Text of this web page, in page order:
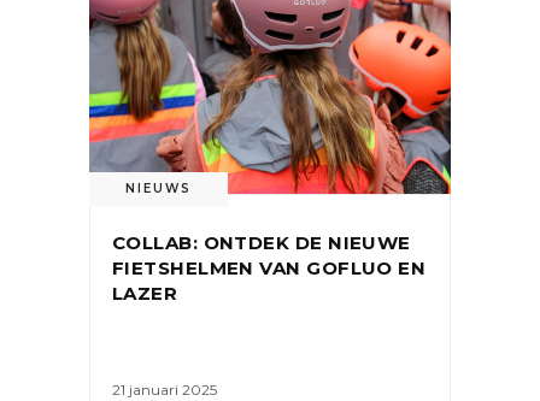
NIEUWS
COLLAB: ONTDEK DE NIEUWE
FIETSHELMEN VAN GOFLUO EN
LAZER
21 januari 2025